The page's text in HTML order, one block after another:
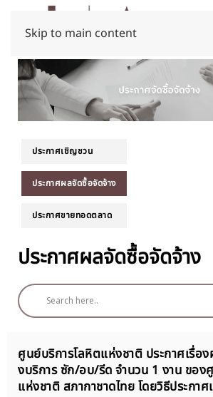
Skip to main content
ประกาศเชิญชวน
ประกาศผลจัดซื้อจัดจ้าง
ประกาศขายทอดตลาด
ประกาศผลจัดซื้อจัดจ้าง
ศูนย์บริการโลหิตแห่งชาติ ประกาศเรื่อ
งบริการ ซัก/อบ/รีด จำนวน 1 งาน ของ
แห่งชาติ สภากาชาดไทย โดยวิธีประกา